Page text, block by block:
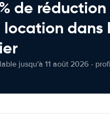
de réduction
location dans
jusqu'à 11 août 2026 -